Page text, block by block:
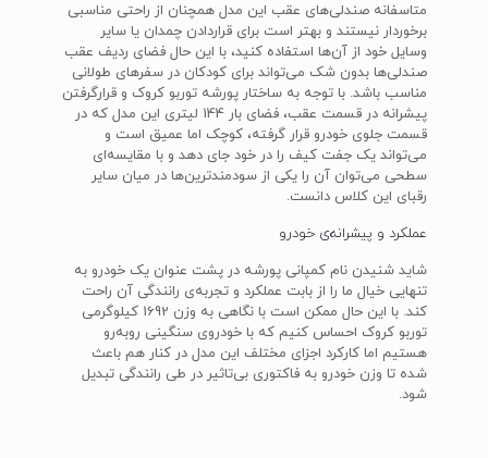
متاسفانه صندلی‌های عقب این مدل همچنان از راحتی مناسبی
برخوردار نیستند و بهتر است برای قراردادن چمدان یا سایر
وسایل خود از آن‌ها استفاده کنید، با این حال فضای ردیف عقب
صندلی‌ها بدون شک می‌تواند برای کودکان در سفرهای طولانی
مناسب باشد. با توجه به ساختار پورشه توربو کروک و قرارگرفتن
پیشرانه در قسمت عقب، فضای بار 144 لیتری این مدل که در
قسمت جلوی خودرو قرار گرفته، کوچک اما عمیق است و
می‌تواند یک جفت کیف را در خود جای دهد و با مقایسه‌ای
سطحی می‌توان آن را یکی از سودمندترین‌ها در میان سایر
رقبای این کلاس دانست.
عملکرد و پیشرانه‌ی خودرو
شاید شنیدن نام کمپانی پورشه در پشت عنوان یک خودرو به
تنهایی خیال ما را از بابت عملکرد و تجربه‌ی رانندگی آن راحت
کند. با این حال ممکن است با نگاهی به وزن 1692 کیلوگرمی
توربو کروک احساس کنیم که با خودروی سنگینی روبه‌رو
هستیم اما کارکرد اجزای مختلف این مدل در کنار هم باعث
شده تا وزن خودرو به فاکتوری بی‌تاثیر در طی رانندگی تبدیل
شود.